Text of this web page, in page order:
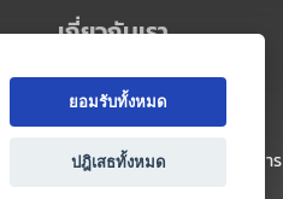
เกี่ยวกับเรา
เกี่ยวกับ Thai MICE Connect
นโยบายความเป็นส่วนตัว
ข้อตกลง และเงื่อนไขการใช้บริการ
ยอมรับทั้งหมด
ปฎิเสธทั้งหมด